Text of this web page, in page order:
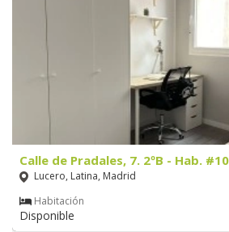
Calle de Pradales, 7. 2ºB - Hab.
Lucero, Latina, Madrid
Habitación
Disponible